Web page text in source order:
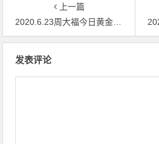
上一篇
2020.6.23周大福今日黄金首饰回收典当实时金价查询
发表评论